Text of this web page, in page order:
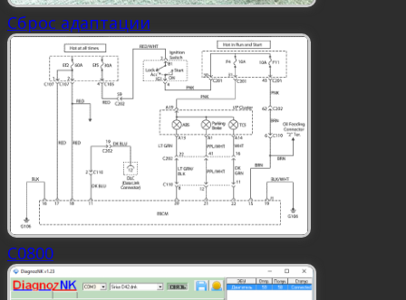
Сброс адаптации
C0800